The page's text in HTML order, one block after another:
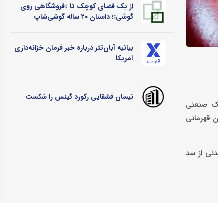
صنعتی
قهرمانی
از سد
از یک فضای کوچک تا «فروشگاهی روی
گوشی»؛ داستان ۲۰ ساله گوشی‌شاپ
بیانیه آبان‌تتر درباره خبر فرمان خزانه‌داری
آمریکا
نیسان قشقایی رکورد گینس را شکست